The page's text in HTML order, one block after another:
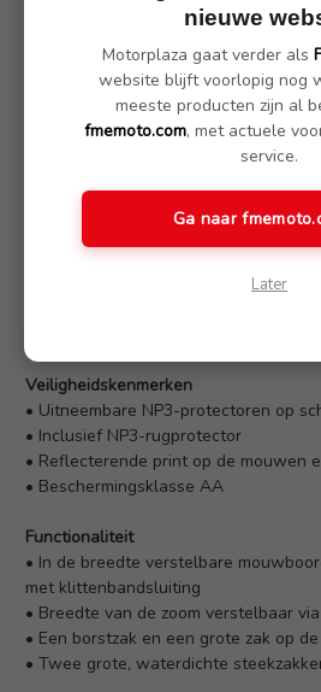
Vooral op lange touren komt het
GTX goed van pas. Het waterdichte
overtuigt met een doordacht
inzetstukken voor meer mobiliteit en
verwijderbare NP3-
rugprotector zorgen voor veiligheid.
• Waterdicht en tourklaar endurojack
met GORE-TEX®-membraan
Veiligheidskenmerken
• Uitneembare NP3-protectoren op
• Inclusief NP3-rugprotector
• Reflecterende print op de mouwen
• Beschermingsklasse AA
Functionaliteit
• In de breedte verstelbare
met klittenbandsluiting
• Breedte van de zoom verstelbaar
• Een borstzak en een grote zak op
• Twee grote, waterdichte
nieuwe
Motorplaza gaat verder als
website blijft voorlopig nog
meeste producten zijn al
fmemoto.com, met actuele
service.
Ga naar
Later